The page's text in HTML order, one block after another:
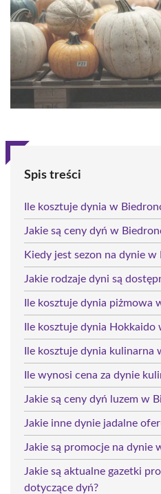
Spis treści
Ile kosztuje dynia w
Jakie są ceny dyń w
Kiedy jest sezon na dynie w
Jakie rodzaje dyni są
Ile kosztuje dynia piżmowa
Ile kosztuje dynia Hokkaido
Ile kosztuje dynia kulinarna
Ile wynosi cena za dynie
Jakie są ceny dyń luzem w
Jakie inne dynie jadalne
Jakie są promocje na dynie
Jakie są aktualne gazetki
dotyczące dyń?